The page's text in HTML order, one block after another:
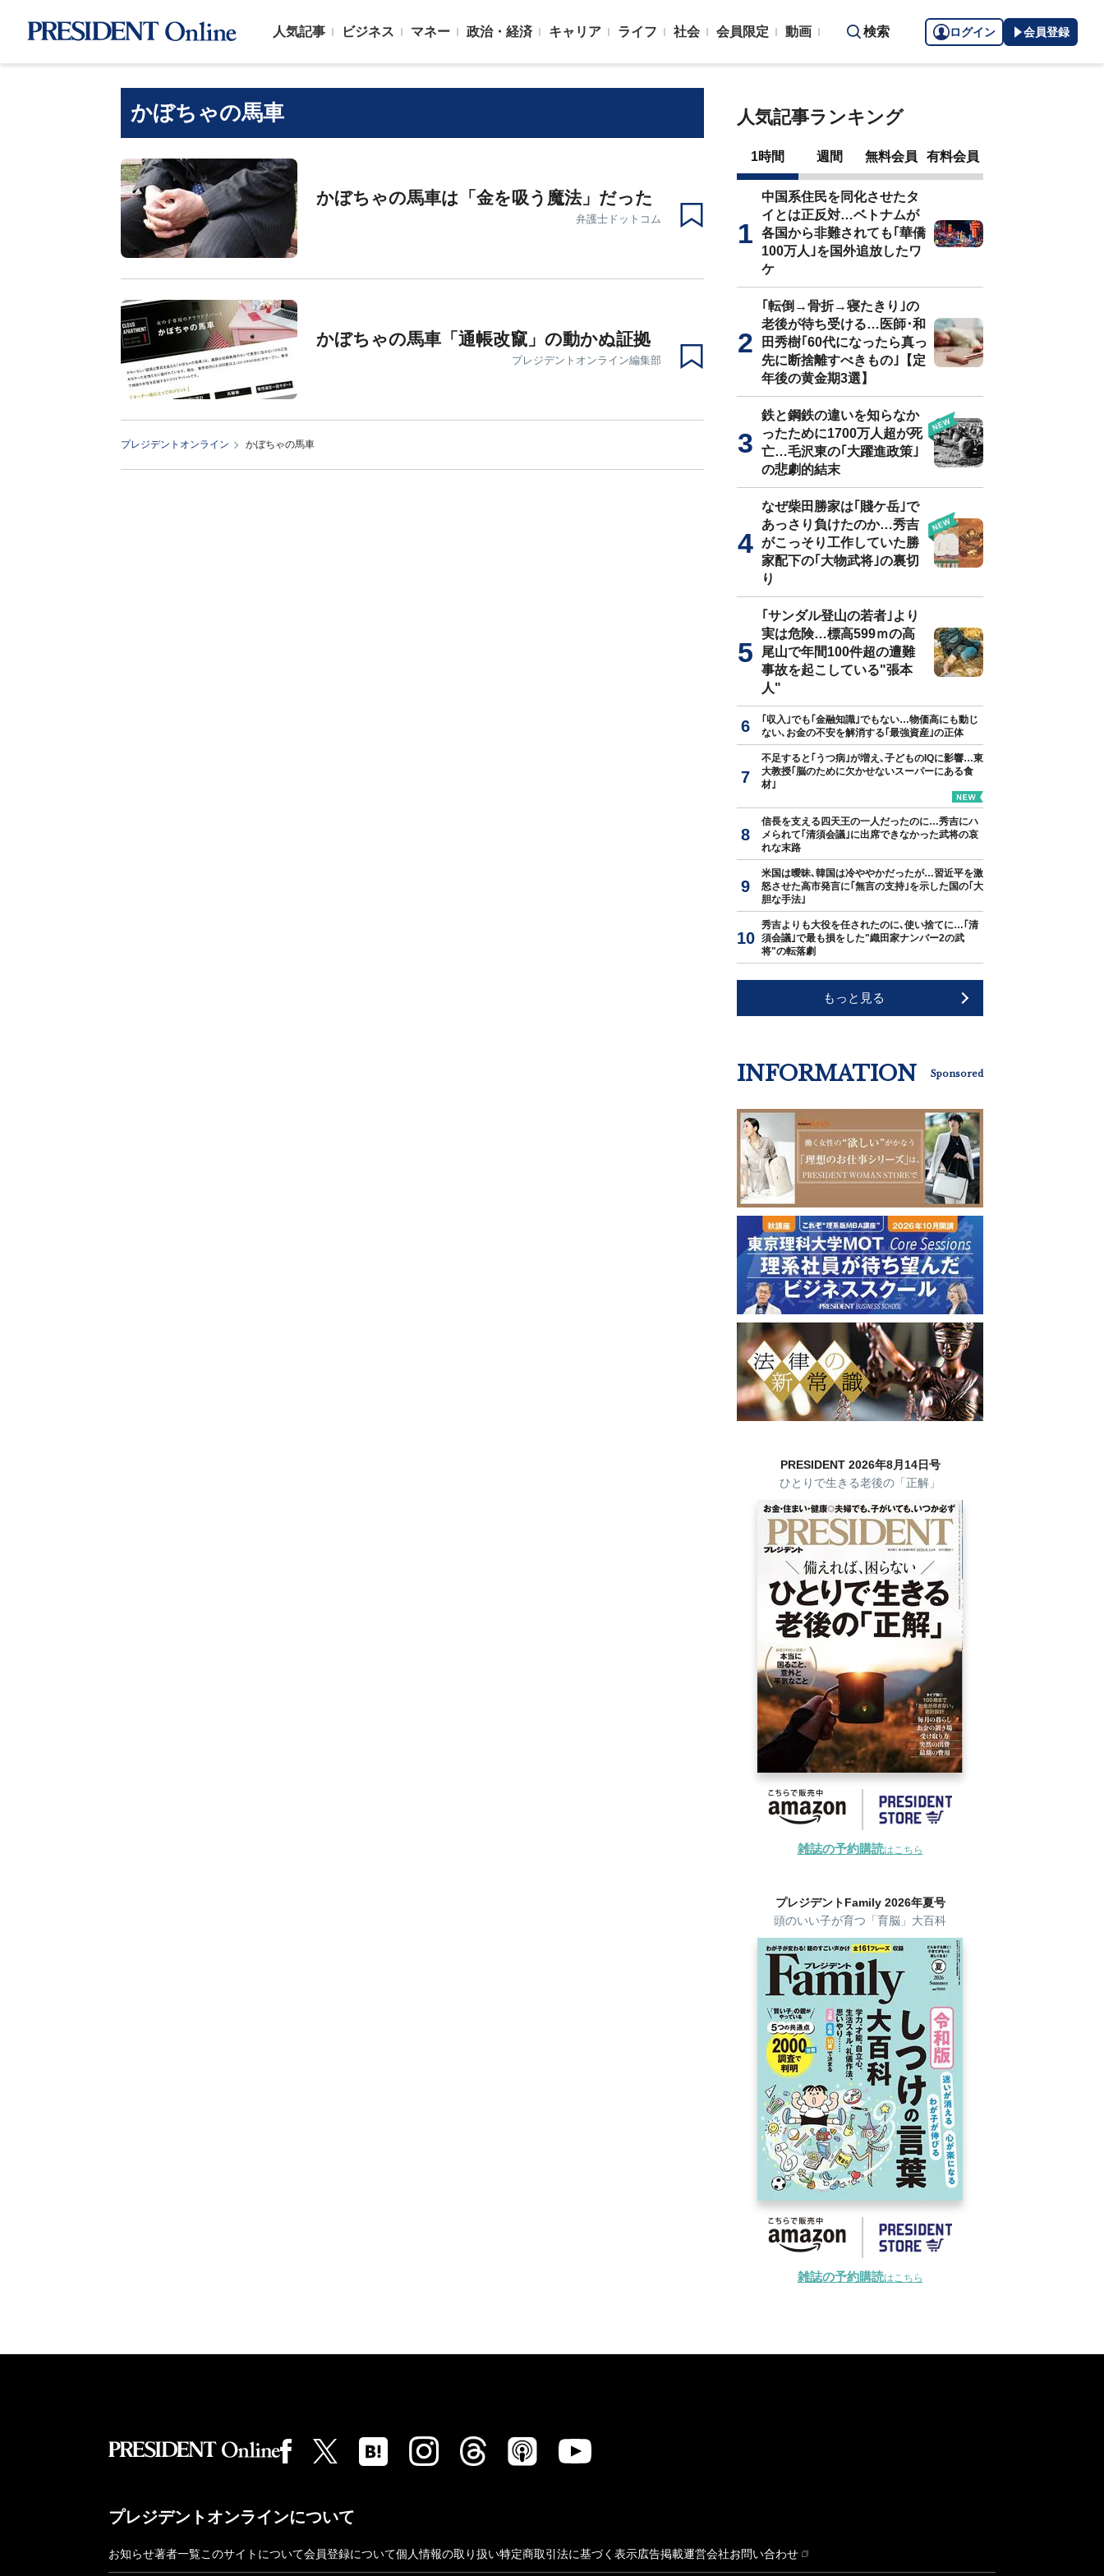
人気記事 ビジネス マネー 政治・経済 キャリア ライフ 社会 会員限定 動画 検索 ログイン 会員登録
かぼちゃの馬車
かぼちゃの馬車は「金を吸う魔法」だった
弁護士ドットコム
かぼちゃの馬車「通帳改竄」の動かぬ証拠
プレジデントオンライン編集部
プレジデントオンライン かぼちゃの馬車
人気記事ランキング
1時間 週間 無料会員 有料会員
中国系住民を同化させたタ
イとは正反対…ベトナムが
各国から非難されても｢華僑
100万人｣を国外追放したワ
ケ
｢転倒→骨折→寝たきり｣の
老後が待ち受ける…医師･和
田秀樹｢60代になったら真っ
先に断捨離すべきもの｣【定
年後の黄金期3選】
鉄と鋼鉄の違いを知らなか
ったために1700万人超が死
亡…毛沢東の｢大躍進政策｣
の悲劇的結末
なぜ柴田勝家は｢賤ケ岳｣で
あっさり負けたのか…秀吉
がこっそり工作していた勝
家配下の｢大物武将｣の裏切
り
｢サンダル登山の若者｣より
実は危険…標高599ｍの高
尾山で年間100件超の遭難
事故を起こしている"張本
人"
｢収入｣でも｢金融知識｣でもない…物価高にも動じ
ない､お金の不安を解消する｢最強資産｣の正体
不足すると｢うつ病｣が増え､子どものIQに影響…東
大教授｢脳のために欠かせないスーパーにある食
材｣
信長を支える四天王の一人だったのに…秀吉にハ
メられて｢清須会議｣に出席できなかった武将の哀
れな末路
米国は曖昧､韓国は冷ややかだったが…習近平を激
怒させた高市発言に｢無言の支持｣を示した国の｢大
胆な手法｣
秀吉よりも大役を任されたのに､使い捨てに…｢清
須会議｣で最も損をした"織田家ナンバー2の武
将"の転落劇
もっと見る
INFORMATION Sponsored
PRESIDENT 2026年8月14日号
ひとりで生きる老後の「正解」
雑誌の予約購読はこちら
プレジデントFamily 2026年夏号
頭のいい子が育つ「育脳」大百科
雑誌の予約購読はこちら
プレジデントオンラインについて
お知らせ著者一覧このサイトについて会員登録について個人情報の取り扱い特定商取引法に基づく表示広告掲載運営会社お問い合わせ